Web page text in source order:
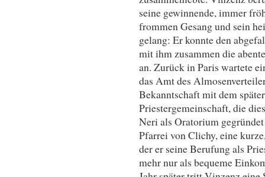
seine gewinnende, immer
frommen Gesang und sein
gelang: Er konnte den
mit ihm zusammen die
an. Zurück in Paris wartete
das Amt des
Bekanntschaft mit dem
Priestergemeinschaft, die
Neri als Oratorium
Pfarrei von Clichy, eine
der er seine Berufung als
mehr nur als bequeme